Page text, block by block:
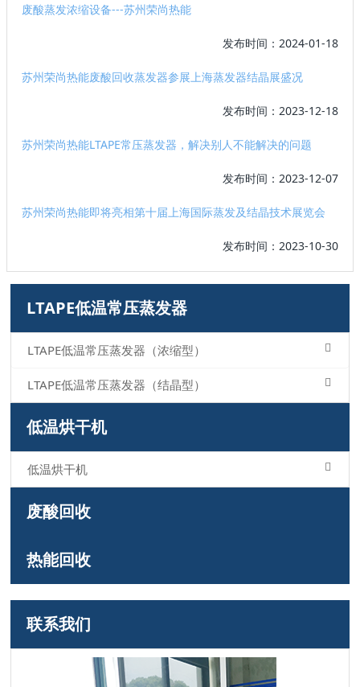
废酸蒸发浓缩设备---苏州荣尚热能
发布时间：2024-01-18
苏州荣尚热能废酸回收蒸发器参展上海蒸发器结晶展盛况
发布时间：2023-12-18
苏州荣尚热能LTAPE常压蒸发器，解决别人不能解决的问题
发布时间：2023-12-07
苏州荣尚热能即将亮相第十届上海国际蒸发及结晶技术展览会
发布时间：2023-10-30
LTAPE低温常压蒸发器
LTAPE低温常压蒸发器（浓缩型）
LTAPE低温常压蒸发器（结晶型）
低温烘干机
低温烘干机
废酸回收
热能回收
联系我们